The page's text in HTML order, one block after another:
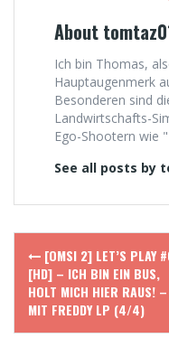
About
Ich bin Thomas,
Hauptaugenmerk
Besonderen sind
Landwirtschafts-
Ego-Shootern wie
See all posts by
Post
navigation
[OMSI 2] LET’S PLAY
[HD] – ICH BIN EIN BUS,
HOLT MICH HIER RAUS! –
MIT FREDDY LP (4/4)